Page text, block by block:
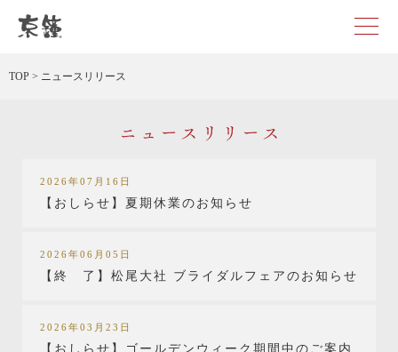
TOP > ニュースリリース
2026年07月16日
【おしらせ】夏期休業のお知らせ
2026年06月05日
【終 了】松尾大社 ブライダルフェアのお知らせ
2026年03月23日
【おしらせ】ゴールデンウィーク期間中のご案内